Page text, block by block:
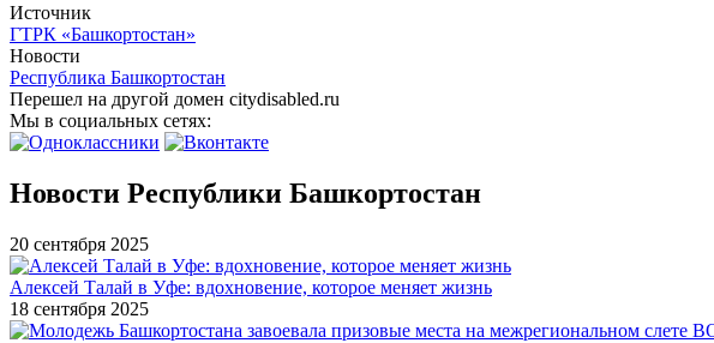
Источник
ГТРК «Башкортостан»
Новости
Республика Башкортостан
Перешел на другой домен citydisabled.ru
Мы в социальных сетях:
Новости Республики Башкортостан
20 сентября 2025
Алексей Талай в Уфе: вдохновение, которое меняет жизнь
18 сентября 2025